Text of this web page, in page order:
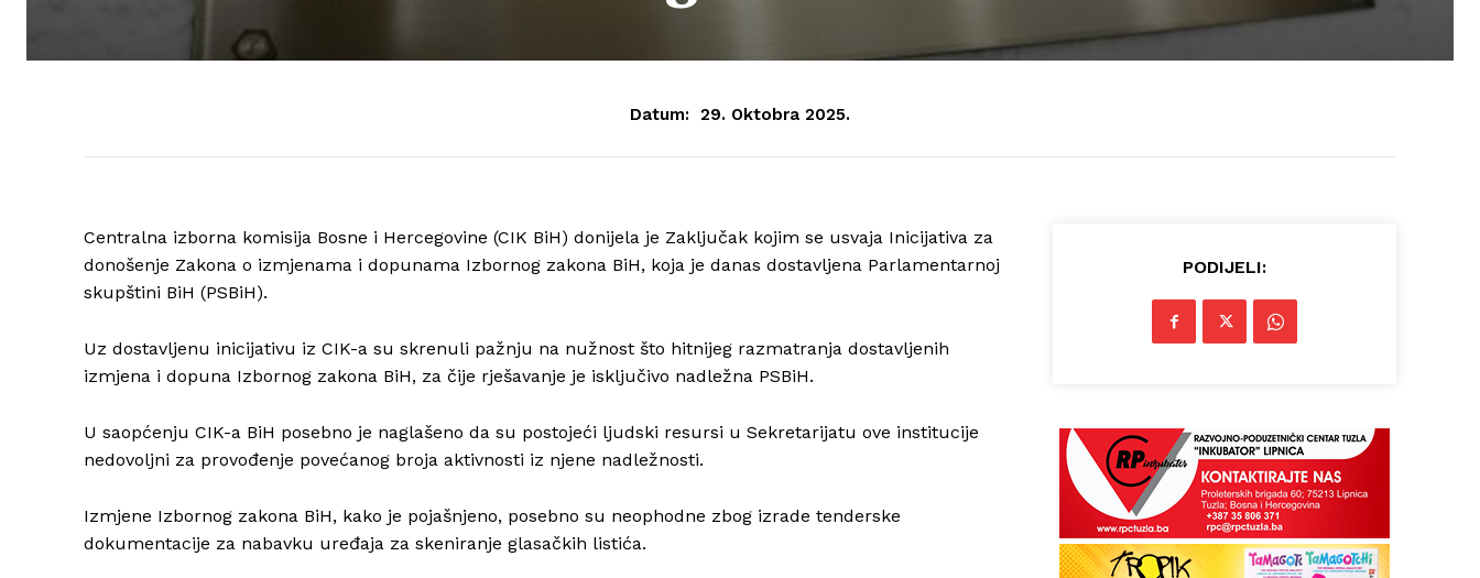
Datum: 29. Oktobra 2025.
Centralna izborna komisija Bosne i Hercegovine (CIK BiH) donijela je Zaključak kojim se usvaja Inicijativa za
donošenje Zakona o izmjenama i dopunama Izbornog zakona BiH, koja je danas dostavljena Parlamentarnoj
skupštini BiH (PSBiH).
Uz dostavljenu inicijativu iz CIK-a su skrenuli pažnju na nužnost što hitnijeg razmatranja dostavljenih
izmjena i dopuna Izbornog zakona BiH, za čije rješavanje je isključivo nadležna PSBiH.
U saopćenju CIK-a BiH posebno je naglašeno da su postojeći ljudski resursi u Sekretarijatu ove institucije
nedovoljni za provođenje povećanog broja aktivnosti iz njene nadležnosti.
Izmjene Izbornog zakona BiH, kako je pojašnjeno, posebno su neophodne zbog izrade tenderske
dokumentacije za nabavku uređaja za skeniranje glasačkih listića.
PODIJELI: